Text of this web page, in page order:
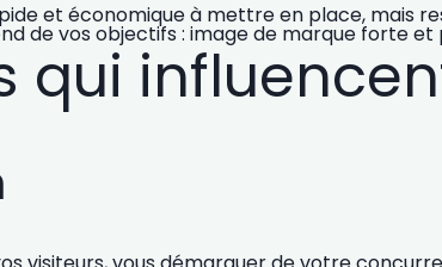
et économique à mettre en place, mais
de vos objectifs : image de marque forte
qui